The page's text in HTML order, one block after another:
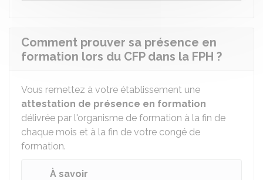
Comment prouver sa présence en
formation lors du CFP dans la FPH ?
Vous remettez à votre établissement une
attestation de présence en formation
délivrée par l'organisme de formation à la fin de
chaque mois et à la fin de votre congé de
formation.
À savoir